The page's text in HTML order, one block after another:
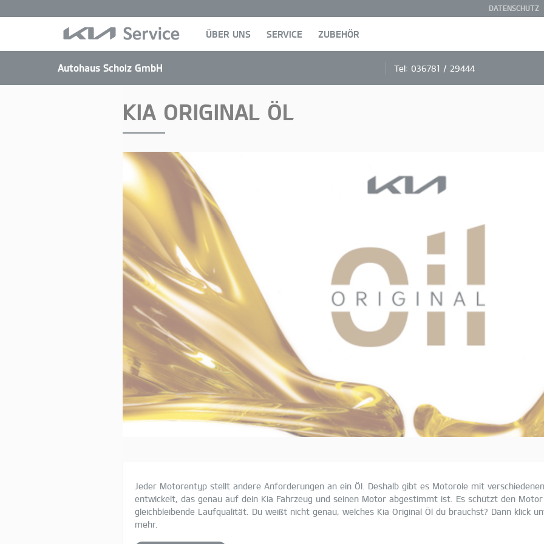
DATENSCHUTZ
ÜBER UNS SERVICE ZUBEHÖR
Autohaus Scholz GmbH Tel: 036781 / 29444
KIA ORIGINAL ÖL
Jeder Motorentyp stellt andere Anforderungen an ein Öl. Deshalb gibt es Motoröle mit
entwickelt, das genau auf dein Kia Fahrzeug und seinen Motor abgestimmt ist. Es schützt den
gleichbleibende Laufqualität. Du weißt nicht genau, welches Kia Original Öl du brauchst? Dann klick
mehr.